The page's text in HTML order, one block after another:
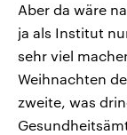
Aber da wäre
ja als Institut
sehr viel
Weihnachten
zweite, was